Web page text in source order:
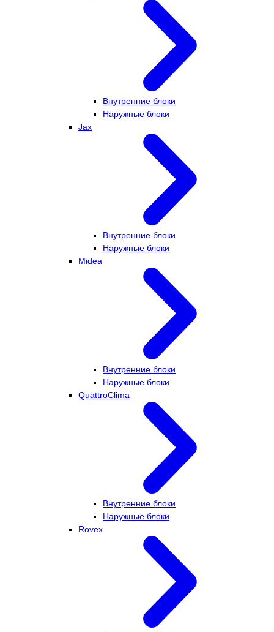
Внутренние блоки
Наружные блоки
Jax
Внутренние блоки
Наружные блоки
Midea
Внутренние блоки
Наружные блоки
QuattroClima
Внутренние блоки
Наружные блоки
Rovex